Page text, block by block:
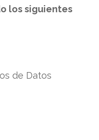
los siguientes
de Datos